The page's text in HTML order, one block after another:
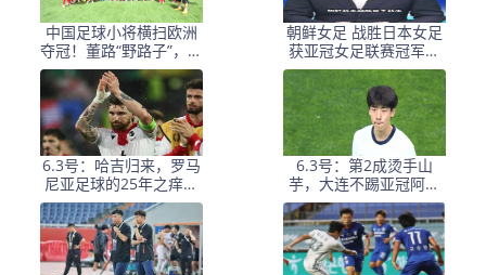
中国足球小将横扫欧洲
夺冠！董路“野路子”，撕
开了谁的遮羞布？
朝鲜女足 战胜日本女足
获亚冠女足联赛冠军李
在明 发文祝贺
6.3号：哈吉归来，罗马
尼亚足球的25年之痒能
解么？
6.3号：第2成烫手山
芋，大连不踢亚冠阿奇
+马莱莱没必要换练好新
星更重要